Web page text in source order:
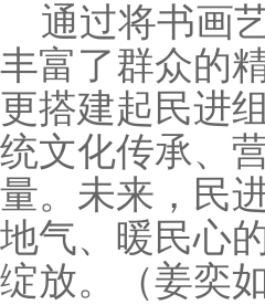
通过将书画
丰富了群众的
更搭建起民进
统文化传承、
量。未来，民
地气、暖民心
绽放。（姜奕如